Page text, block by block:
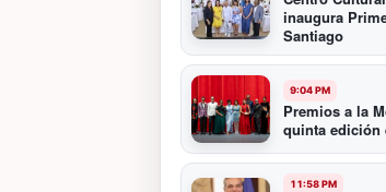
inaugura
Santiago
9:04 PM
Premios a la
quinta edición
11:58 PM